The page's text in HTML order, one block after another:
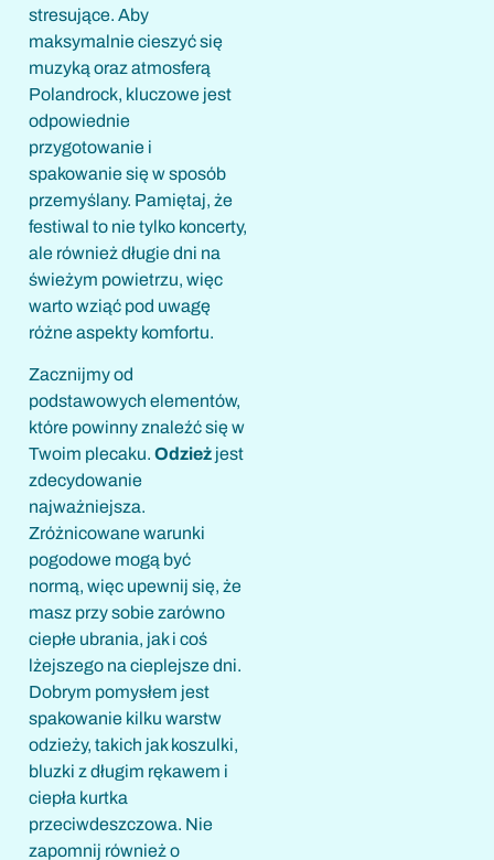
stresujące. Aby
maksymalnie cieszyć się
muzyką oraz atmosferą
Polandrock, kluczowe jest
odpowiednie
przygotowanie i
spakowanie się w sposób
przemyślany. Pamiętaj, że
festiwal to nie tylko koncerty,
ale również długie dni na
świeżym powietrzu, więc
warto wziąć pod uwagę
różne aspekty komfortu.
Zacznijmy od
podstawowych elementów,
które powinny znaleźć się w
Twoim plecaku. Odzież jest
zdecydowanie
najważniejsza.
Zróżnicowane warunki
pogodowe mogą być
normą, więc upewnij się, że
masz przy sobie zarówno
ciepłe ubrania, jak i coś
lżejszego na cieplejsze dni.
Dobrym pomysłem jest
spakowanie kilku warstw
odzieży, takich jak koszulki,
bluzki z długim rękawem i
ciepła kurtka
przeciwdeszczowa. Nie
zapomnij również o